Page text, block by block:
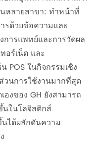
หลายสาขา: ทำหน้าที่
รด้วยข้อความและ
ารแพทย์และการวัดผล
อร์เน็ต และ
POS ในกิจกรรมเชิง
นการใช้งานมากที่สุด
งของ GH ยังสามารถ
นในโลจิสติกส์
ได้ผลักดันความ